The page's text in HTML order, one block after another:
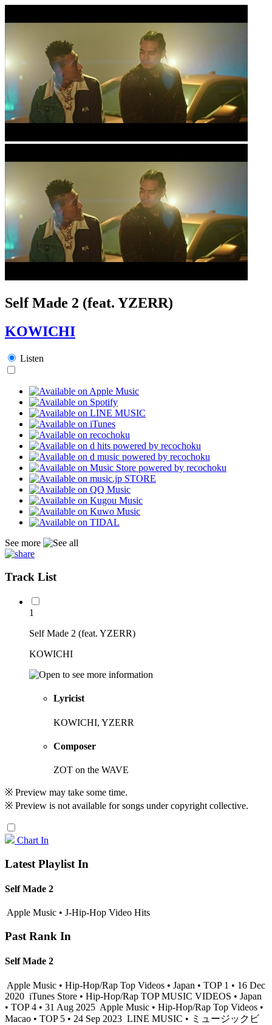
Self Made 2 (feat. YZERR)
KOWICHI
Listen
See more
Track List
1
Self Made 2 (feat. YZERR)
KOWICHI
Lyricist
KOWICHI, YZERR
Composer
ZOT on the WAVE
※ Preview may take some time.
※ Preview is not available for songs under copyright collective.
Chart In
Latest Playlist In
Self Made 2
Apple Music • J-Hip-Hop Video Hits
Past Rank In
Self Made 2
Apple Music • Hip-Hop/Rap Top Videos • Japan • TOP 1 • 16 Dec
2020 iTunes Store • Hip-Hop/Rap TOP MUSIC VIDEOS • Japan
• TOP 4 • 31 Aug 2025 Apple Music • Hip-Hop/Rap Top Videos •
Macao • TOP 5 • 24 Sep 2023 LINE MUSIC • ミュージックビ